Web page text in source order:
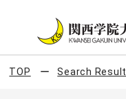
TOP Search Result